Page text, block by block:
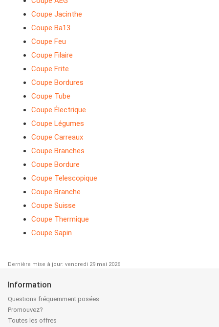
Coupe Jacinthe
Coupe Ba13
Coupe Feu
Coupe Filaire
Coupe Frite
Coupe Bordures
Coupe Tube
Coupe Électrique
Coupe Légumes
Coupe Carreaux
Coupe Branches
Coupe Bordure
Coupe Telescopique
Coupe Branche
Coupe Suisse
Coupe Thermique
Coupe Sapin
Dernière mise à jour: vendredi 29 mai 2026
Information
Questions fréquemment posées
Promouvez?
Toutes les offres